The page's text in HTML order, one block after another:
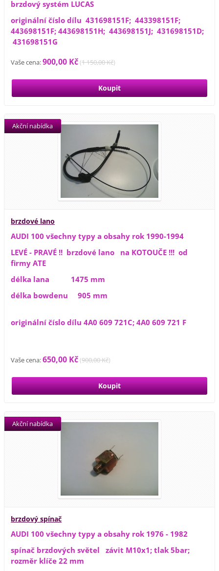
brzdový systém LUCAS
originální číslo dílu 431698151F; 443398151F;
443698151F; 443698151H; 443698151J; 431698151D;
431698151G
Vaše cena:900,00 Kč(1 150,00 Kč)
brzdové lano
Akční nabídka
AUDI 100 všechny typy a obsahy rok 1990-1994
LEVÉ - PRAVÉ !! brzdové lano na KOTOUČE !!! od
firmy ATE
délka lana 1475 mm
délka bowdenu 905 mm
originální číslo dílu 4A0 609 721C; 4A0 609 721 F
Vaše cena:650,00 Kč(900,00 Kč)
brzdový spínač
Akční nabídka
AUDI 100 všechny typy a obsahy rok 1976 - 1982
spínač brzdových světel závit M10x1; tlak 5bar;
rozměr klíče 22 mm